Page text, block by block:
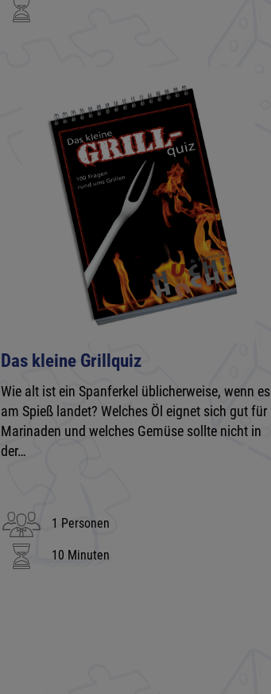
Das kleine Grillquiz
Wie alt ist ein Spanferkel üblicherweise, wenn es
am Spieß landet? Welches Öl eignet sich gut für
Marinaden und welches Gemüse sollte nicht in
der…
1 Personen
10 Minuten